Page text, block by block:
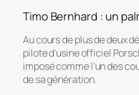
Timo Bernhard : un
Au cours de plus de deux
pilote d’usine officiel
imposé comme l’un des
de sa génération.